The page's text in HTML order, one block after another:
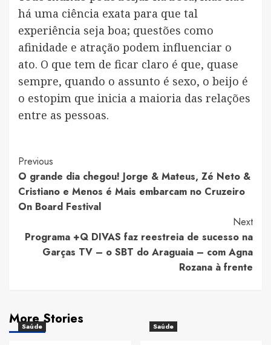
há uma ciência exata para que tal
experiência seja boa; questões como
afinidade e atração podem influenciar o
ato. O que tem de ficar claro é que, quase
sempre, quando o assunto é sexo, o beijo é
o estopim que inicia a maioria das relações
entre as pessoas.
Post
Navigation
Previous
O grande dia chegou! Jorge & Mateus, Zé Neto &
Cristiano e Menos é Mais embarcam no Cruzeiro
On Board Festival
Next
Programa +Q DIVAS faz reestreia de sucesso na
Garças TV – o SBT do Araguaia – com Agna
Rozana à frente
More Stories
Saúde Saúde